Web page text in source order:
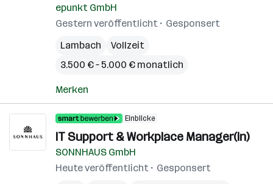
epunkt GmbH
Gestern veröffentlicht
Gesponsert
Lambach
Vollzeit
3.500 € – 5.000 € monatlich
Merken
Einblicke
IT Support & Workplace Manager(in)
SONNHAUS GmbH
Heute veröffentlicht
Gesponsert